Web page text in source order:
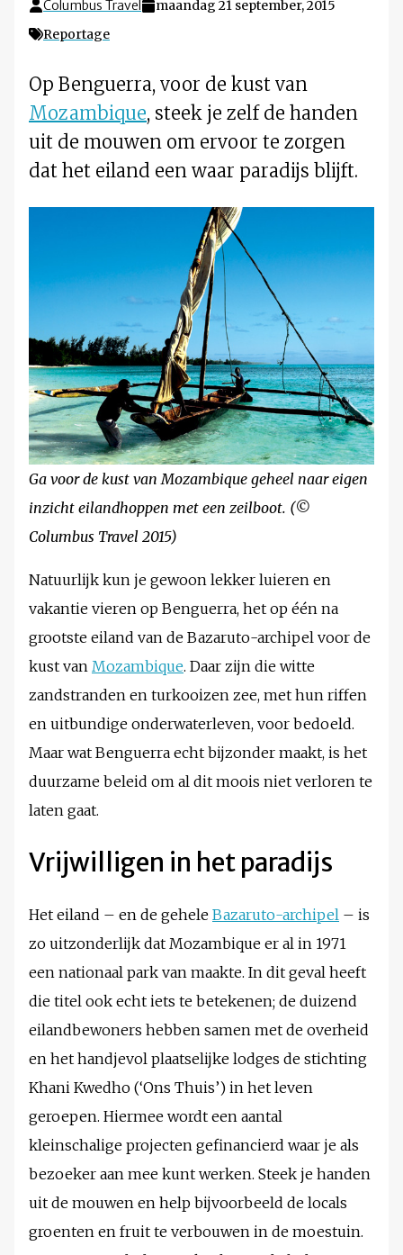
Columbus Travel
maandag 21 september, 2015
Reportage
Op Benguerra, voor de kust van
Mozambique, steek je zelf de handen
uit de mouwen om ervoor te zorgen
dat het eiland een waar paradijs blijft.
Ga voor de kust van Mozambique geheel naar eigen
inzicht eilandhoppen met een zeilboot. (©
Columbus Travel 2015)
Natuurlijk kun je gewoon lekker luieren en
vakantie vieren op Benguerra, het op één na
grootste eiland van de Bazaruto-archipel voor de
kust van Mozambique. Daar zijn die witte
zandstranden en turkooizen zee, met hun riffen
en uitbundige onderwaterleven, voor bedoeld.
Maar wat Benguerra echt bijzonder maakt, is het
duurzame beleid om al dit moois niet verloren te
laten gaat.
Vrijwilligen in het paradijs
Het eiland – en de gehele Bazaruto-archipel – is
zo uitzonderlijk dat Mozambique er al in 1971
een nationaal park van maakte. In dit geval heeft
die titel ook echt iets te betekenen; de duizend
eilandbewoners hebben samen met de overheid
en het handjevol plaatselijke lodges de stichting
Khani Kwedho (‘Ons Thuis’) in het leven
geroepen. Hiermee wordt een aantal
kleinschalige projecten gefinancierd waar je als
bezoeker aan mee kunt werken. Steek je handen
uit de mouwen en help bijvoorbeeld de locals
groenten en fruit te verbouwen in de moestuin.